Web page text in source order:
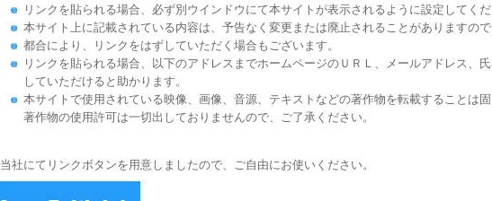
リンクを貼られる場合、必ず別ウインドウにて本サイトが表示されるように設定してくだ
本サイト上に記載されている内容は、予告なく変更または廃止されることがありますので
都合により、リンクをはずしていただく場合もございます。
リンクを貼られる場合、以下のアドレスまでホームページのＵＲＬ、メールアドレス、
していただけると助かります。
本サイトで使用されている映像、画像、音源、テキストなどの著作物を転載することは
著作物の使用許可は一切出しておりませんので、ご了承ください。
当社にてリンクボタンを用意しましたので、ご自由にお使いください。